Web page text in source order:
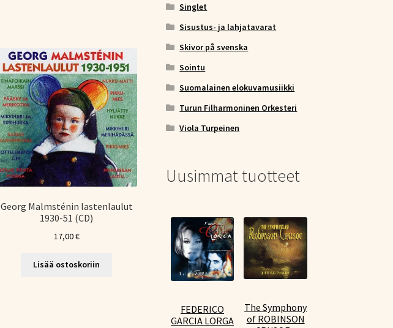
Georg Malmsténin lastenlaulut
1930-51 (CD)
17,00€
Lisää ostoskoriin
Singlet
Sisustus- ja lahjatavarat
Skivor på svenska
Sointu
Suomalainen elokuvamusiikki
Turun Filharmoninen Orkesteri
Viola Turpeinen
Uusimmat tuotteet
FEDERICO
GARCIA LORGA
The Symphony
of ROBINSON